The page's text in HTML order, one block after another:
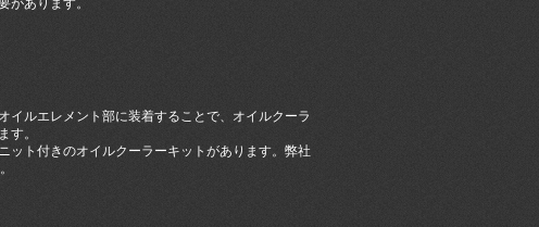
があります。
イルエレメント部に装着することで、オイルクーラ
す。
ット付きのオイルクーラーキットがあります。弊社